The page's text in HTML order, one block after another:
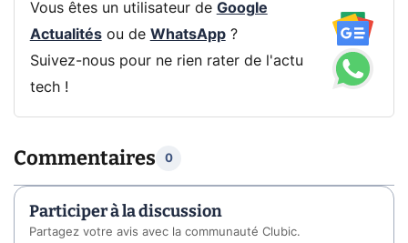
Vous êtes un utilisateur de Google
Actualitésou de WhatsApp?
Suivez-nous pour ne rien rater de l'actu
tech !
Commentaires 0
Participer à la discussion
Partagez votre avis avec la communauté Clubic.